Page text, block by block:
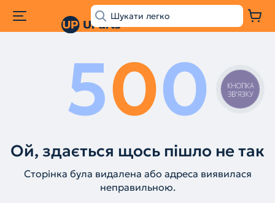
500
Ой, здається щось пішло не так
Сторінка була видалена або адреса виявилася
неправильною.
КНОПКА
ЗВ'ЯЗКУ